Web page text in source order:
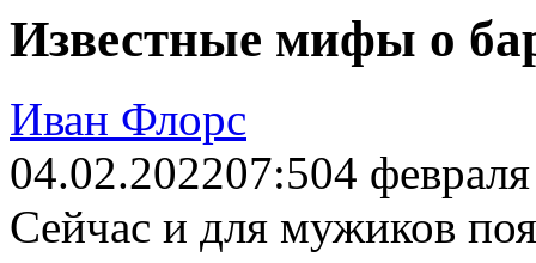
Известные мифы о
Иван Флорс
04.02.202207:504
Сейчас и для мужиков